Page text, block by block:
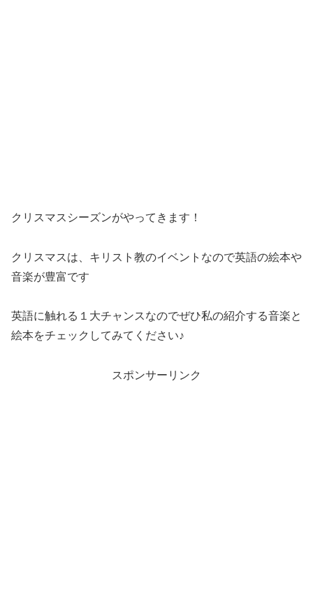
クリスマスシーズンがやってきます！
クリスマスは、キリスト教のイベントなので英語の絵本や
音楽が豊富です
英語に触れる１大チャンスなのでぜひ私の紹介する音楽と
絵本をチェックしてみてください♪
スポンサーリンク